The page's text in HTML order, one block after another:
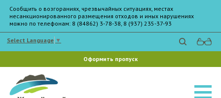
Сообщить о возгораниях, чрезвычайных ситуациях, местах
несанкционированного размещения отходов и иных нарушениях
можно по телефонам: 8 (84862) 3-78-38, 8 (937) 235-37-93
Select Language ▼
Оформить пропуск